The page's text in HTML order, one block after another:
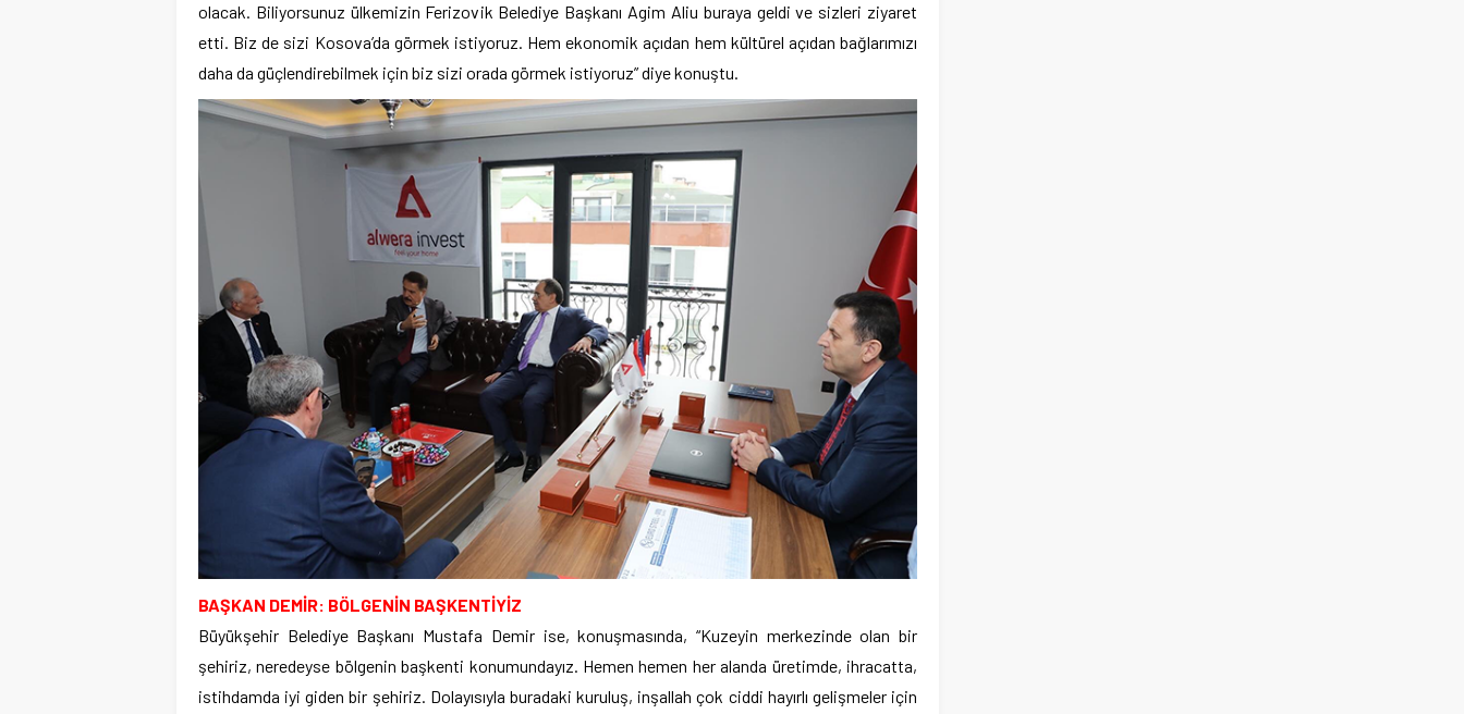
olacak. Biliyorsunuz ülkemizin Ferizovik Belediye Başkanı Agim Aliu buraya geldi ve sizleri ziyaret
etti. Biz de sizi Kosova’da görmek istiyoruz. Hem ekonomik açıdan hem kültürel açıdan bağlarımızı
daha da güçlendirebilmek için biz sizi orada görmek istiyoruz” diye konuştu.
BAŞKAN DEMİR: BÖLGENİN BAŞKENTİYİZ
Büyükşehir Belediye Başkanı Mustafa Demir ise, konuşmasında, “Kuzeyin merkezinde olan bir
şehiriz, neredeyse bölgenin başkenti konumundayız. Hemen hemen her alanda üretimde, ihracatta,
istihdamda iyi giden bir şehiriz. Dolayısıyla buradaki kuruluş, inşallah çok ciddi hayırlı gelişmeler için